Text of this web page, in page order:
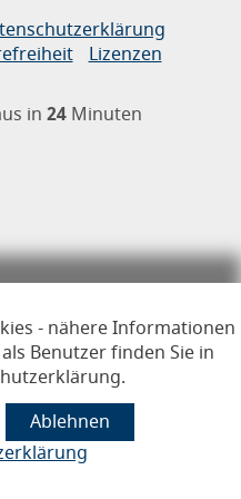
- nähere Informationen
Benutzer finden Sie in
Lizenzen
in 24 Minuten